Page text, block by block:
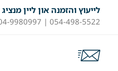
לייעוץ והזמנה און ליין מנציג
054-498-5522 | 04-9980997